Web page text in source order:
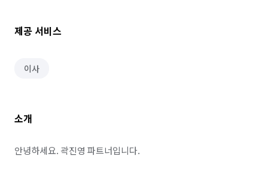
제공 서비스
이사
소개
안녕하세요. 곽진영 파트너입니다.